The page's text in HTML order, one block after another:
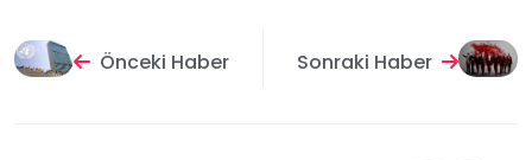
Önceki Haber Sonraki Haber